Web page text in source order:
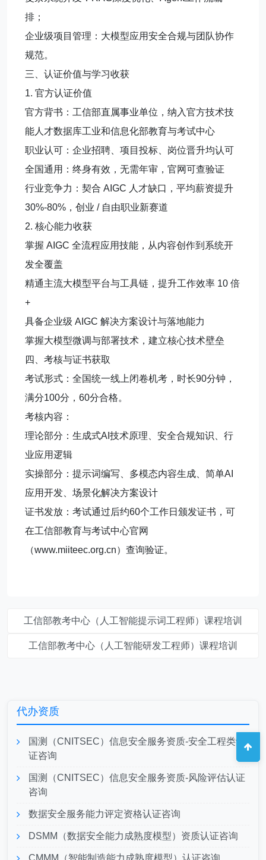
排；
企业级项目管理：大模型应用安全合规与团队协作
规范。
三、认证价值与学习收获
1. 官方认证价值
官方背书：工信部直属事业单位，纳入官方技术技
能人才数据库工业和信息化部教育与考试中心
职业认可：企业招聘、项目投标、岗位晋升均认可
全国通用：终身有效，无需年审，官网可查验证
行业竞争力：契合 AIGC 人才缺口，平均薪资提升
30%-80%，创业 / 自由职业新赛道
2. 核心能力收获
掌握 AIGC 全流程应用技能，从内容创作到系统开
发全覆盖
精通主流大模型平台与工具链，提升工作效率 10 倍
+
具备企业级 AIGC 解决方案设计与落地能力
掌握大模型微调与部署技术，建立核心技术壁垒
四、考核与证书获取
考试形式：全国统一线上闭卷机考，时长90分钟，
满分100分，60分合格。
考核内容：
理论部分：生成式AI技术原理、安全合规知识、行
业应用逻辑
实操部分：提示词编写、多模态内容生成、简单AI
应用开发、场景化解决方案设计
证书发放：考试通过后约60个工作日颁发证书，可
在工信部教育与考试中心官网
（www.miiteec.org.cn）查询验证。
工信部教考中心（人工智能提示词工程师）课程培训
工信部教考中心（人工智能研发工程师）课程培训
代办资质
国测（CNITSEC）信息安全服务资质-安全工程类认
证咨询
国测（CNITSEC）信息安全服务资质-风险评估认证
咨询
数据安全服务能力评定资格认证咨询
DSMM（数据安全能力成熟度模型）资质认证咨询
CMMM（智能制造能力成熟度模型）认证咨询